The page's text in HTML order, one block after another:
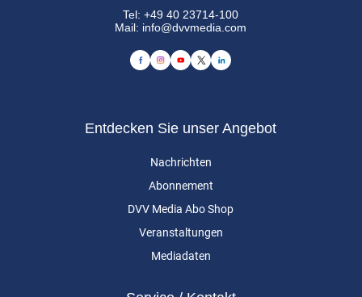
Tel:+49 40 23714-100
Mail: info@dvvmedia.com
Entdecken Sie unser Angebot
Nachrichten
Abonnement
DVV Media Abo Shop
Veranstaltungen
Mediadaten